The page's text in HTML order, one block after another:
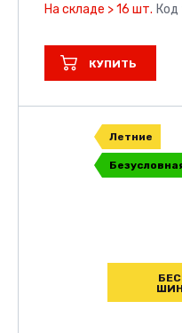
На складе > 16 шт.
КУПИТЬ
Летние